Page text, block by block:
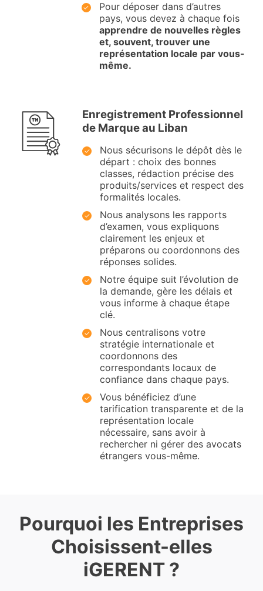
Pour déposer dans d’autres
pays, vous devez à chaque fois
apprendre de nouvelles règles
et, souvent, trouver une
représentation locale par vous-
même.
Enregistrement Professionnel
de Marque au Liban
Nous sécurisons le dépôt dès le
départ : choix des bonnes
classes, rédaction précise des
produits/services et respect des
formalités locales.
Nous analysons les rapports
d’examen, vous expliquons
clairement les enjeux et
préparons ou coordonnons des
réponses solides.
Notre équipe suit l’évolution de
la demande, gère les délais et
vous informe à chaque étape
clé.
Nous centralisons votre
stratégie internationale et
coordonnons des
correspondants locaux de
confiance dans chaque pays.
Vous bénéficiez d’une
tarification transparente et de la
représentation locale
nécessaire, sans avoir à
rechercher ni gérer des avocats
étrangers vous-même.
Pourquoi les Entreprises
Choisissent-elles
iGERENT ?